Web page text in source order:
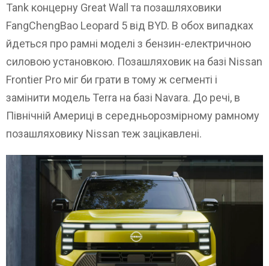
Tank концерну Great Wall та позашляховики
FangChengBao Leopard 5 від BYD. В обох випадках
йдеться про рамні моделі з бензин-електричною
силовою установкою. Позашляховик на базі Nissan
Frontier Pro міг би грати в тому ж сегменті і
замінити модель Terra на базі Navara. До речі, в
Північній Америці в середньорозмірному рамному
позашляховику Nissan теж зацікавлені.